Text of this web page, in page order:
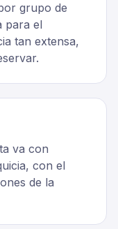
grupo de
para el
tan extensa,
va con
con el
de la